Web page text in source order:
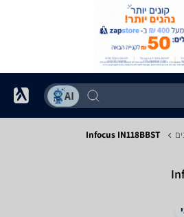
Infocus IN118BBST